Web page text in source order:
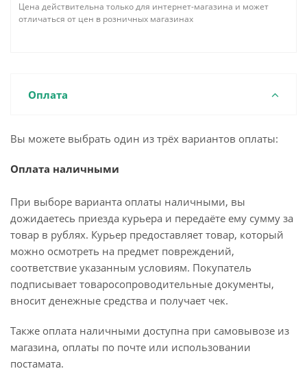
Цена действительна только для интернет-магазина и может
отличаться от цен в розничных магазинах
Оплата
Вы можете выбрать один из трёх вариантов оплаты:
Оплата наличными
При выборе варианта оплаты наличными, вы
дожидаетесь приезда курьера и передаёте ему сумму за
товар в рублях. Курьер предоставляет товар, который
можно осмотреть на предмет повреждений,
соответствие указанным условиям. Покупатель
подписывает товаросопроводительные документы,
вносит денежные средства и получает чек.
Также оплата наличными доступна при самовывозе из
магазина, оплаты по почте или использовании
постамата.